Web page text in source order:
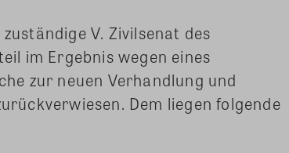
V. Zivilsenat des
im Ergebnis wegen eines
zur neuen Verhandlung und
Dem liegen folgende